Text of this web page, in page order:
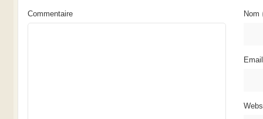
Nom
Commentaire